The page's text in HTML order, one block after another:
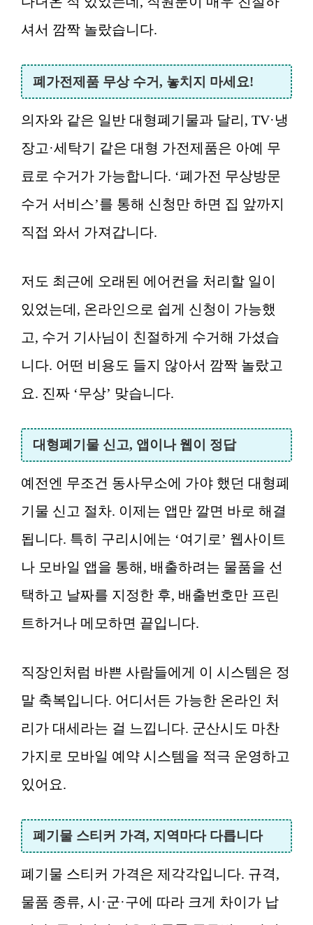
셔서 깜짝 놀랐습니다.
폐가전제품 무상 수거, 놓치지 마세요!
의자와 같은 일반 대형폐기물과 달리, TV·냉
장고·세탁기 같은 대형 가전제품은 아예 무
료로 수거가 가능합니다. ‘폐가전 무상방문
수거 서비스’를 통해 신청만 하면 집 앞까지
직접 와서 가져갑니다.
저도 최근에 오래된 에어컨을 처리할 일이
있었는데, 온라인으로 쉽게 신청이 가능했
고, 수거 기사님이 친절하게 수거해 가셨습
니다. 어떤 비용도 들지 않아서 깜짝 놀랐고
요. 진짜 ‘무상’ 맞습니다.
대형폐기물 신고, 앱이나 웹이 정답
예전엔 무조건 동사무소에 가야 했던 대형폐
기물 신고 절차. 이제는 앱만 깔면 바로 해결
됩니다. 특히 구리시에는 ‘여기로’ 웹사이트
나 모바일 앱을 통해, 배출하려는 물품을 선
택하고 날짜를 지정한 후, 배출번호만 프린
트하거나 메모하면 끝입니다.
직장인처럼 바쁜 사람들에게 이 시스템은 정
말 축복입니다. 어디서든 가능한 온라인 처
리가 대세라는 걸 느낍니다. 군산시도 마찬
가지로 모바일 예약 시스템을 적극 운영하고
있어요.
폐기물 스티커 가격, 지역마다 다릅니다
폐기물 스티커 가격은 제각각입니다. 규격,
물품 종류, 시·군·구에 따라 크게 차이가 납